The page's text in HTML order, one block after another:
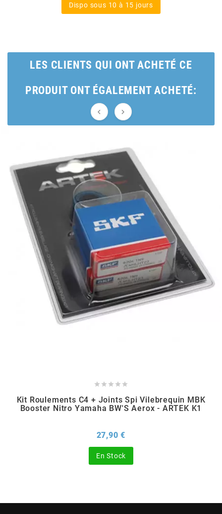
BRIDGESTONE
BUZZETTI
C4
CARENZI
CHAMPION
CHARVIN
CL BRAKES
Dispo sous 10 à 15 jours
LES CLIENTS QUI ONT ACHETÉ CE
PRODUIT ONT ÉGALEMENT ACHETÉ:
 
    
Kit Roulements C4 + Joints Spi Vilebrequin MBK
Booster Nitro Yamaha BW'S Aerox - ARTEK K1
27,90 €
En Stock